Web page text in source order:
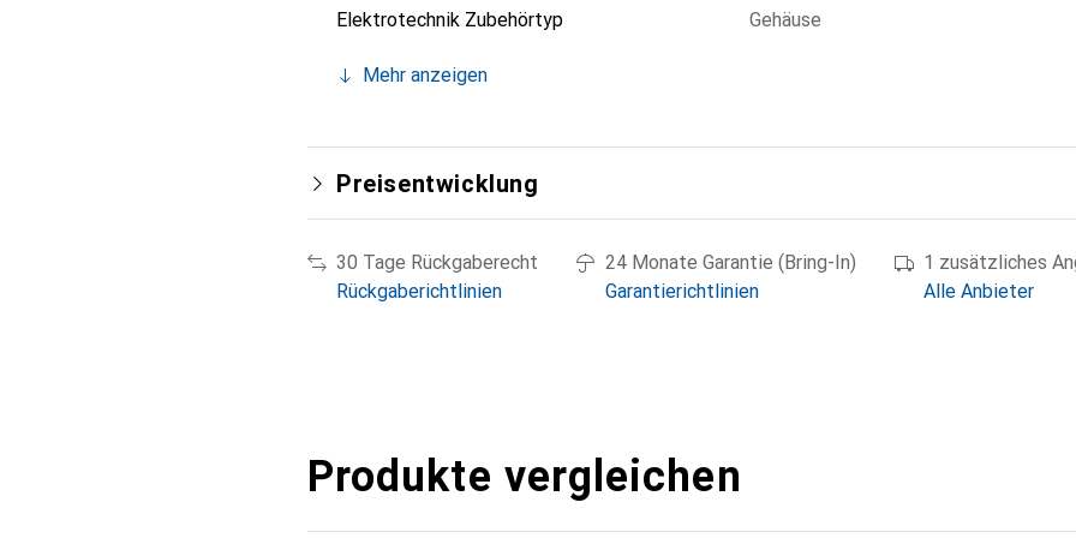
Elektrotechnik Zubehörtyp Gehäuse
Mehr anzeigen
Preisentwicklung
30 Tage Rückgaberecht
Rückgaberichtlinien
24 Monate Garantie (Bring-In)
Garantierichtlinien
1 zusätzliches
Alle Anbieter
Produkte vergleichen